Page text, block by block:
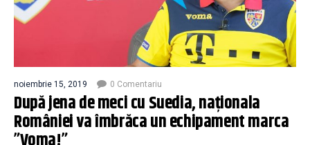
noiembrie 15, 2019 0 Comentariu
După jena de meci cu Suedia, naționala
României va îmbrăca un echipament marca